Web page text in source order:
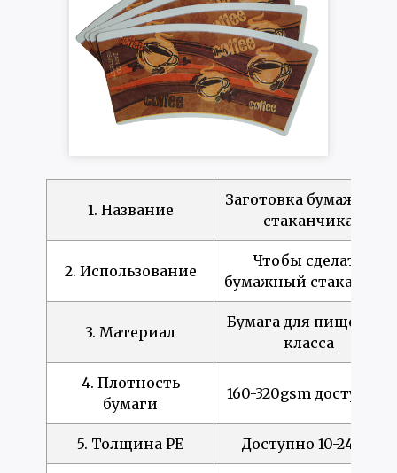
1. Название
Заготовка бумажного
стаканчика
2. Использование
Чтобы сделать
бумажный стаканчик
3. Материал
Бумага для пищевого
класса
4. Плотность
бумаги
160-320gsm доступны
5. Толщина PE Доступно 10-24gm